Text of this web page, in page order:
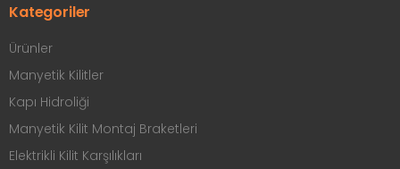
Kategoriler
Ürünler
Manyetik Kilitler
Kapı Hidroliği
Manyetik Kilit Montaj Braketleri
Elektrikli Kilit Karşılıkları